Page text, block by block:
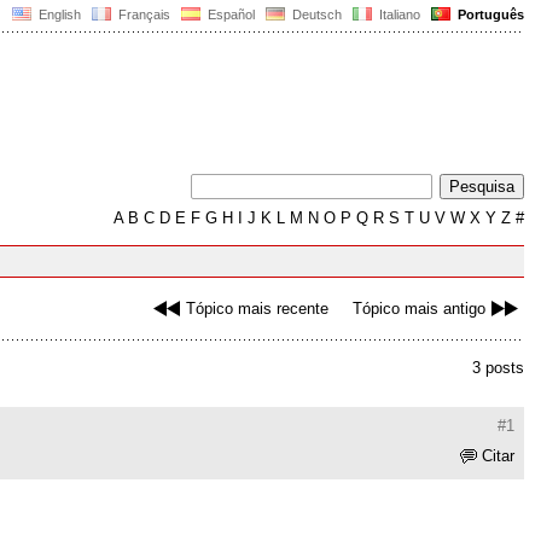
English Français Español Deutsch Italiano Português
AB C D E F G H J K L M N O P Q R S T U V W X Y Z #
Tópico mais recente Tópico mais antigo
3 posts
#1
Citar